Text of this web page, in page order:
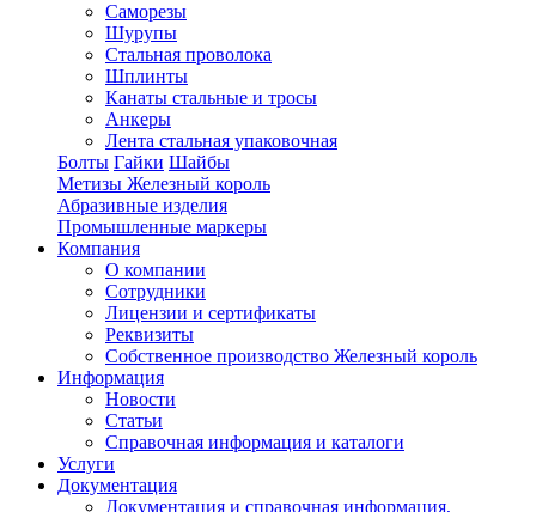
Саморезы
Шурупы
Стальная проволока
Шплинты
Канаты стальные и тросы
Анкеры
Лента стальная упаковочная
Болты Гайки Шайбы
Метизы Железный король
Абразивные изделия
Промышленные маркеры
Компания
О компании
Сотрудники
Лицензии и сертификаты
Реквизиты
Собственное производство Железный король
Информация
Новости
Статьи
Справочная информация и каталоги
Услуги
Документация
Документация и справочная информация,